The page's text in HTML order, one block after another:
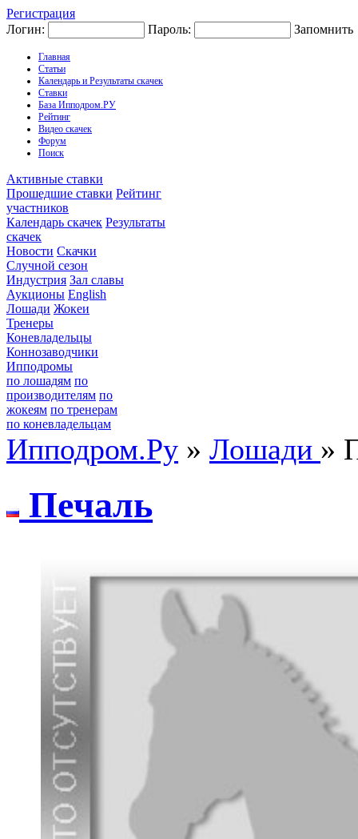
Регистрация
Логин:
Пароль: Запомнить
Главная
Статьи
Календарь и Результаты скачек
Ставки
База Ипподром.РУ
Рейтинг
Видео скачек
Форум
Поиск
Активные ставки
Прошедшие ставки Рейтинг
участников
Календарь скачек Результаты
скачек
Новости Скачки
Случной сезон
Индустрия Зал славы
Аукционы English
Лошади Жокеи
Тренеры
Коневладельцы
Коннозаводчики
Ипподромы
по лошадям по
производителям по
жокеям по тренерам
по коневладельцам
Ипподром.Ру » Лошади »
Пeчаль